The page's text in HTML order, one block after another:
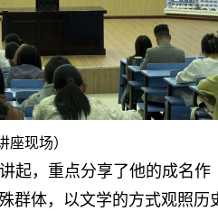
座现场）
起，重点分享了他的成名
体，以文学的方式观照